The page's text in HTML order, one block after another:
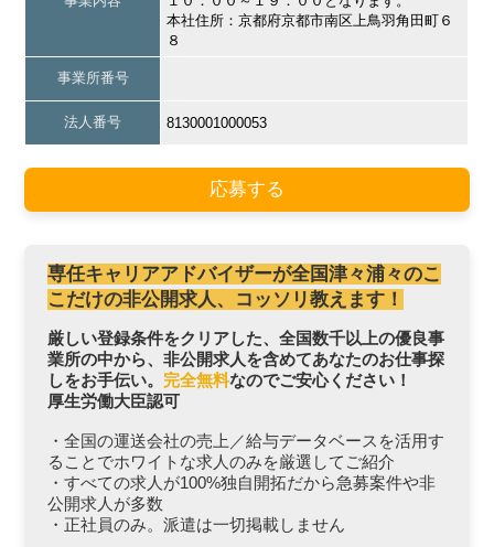
本社住所：京都府京都市南区上鳥羽角田町６
８
事業所番号
法人番号 8130001000053
応募する
専任キャリアアドバイザーが全国津々浦々のこ
こだけの非公開求人、コッソリ教えます！
厳しい登録条件をクリアした、全国数千以上の優良事
業所の中から、非公開求人を含めてあなたのお仕事探
しをお手伝い。 完全無料なのでご安心ください！
厚生労働大臣認可
・全国の運送会社の売上／給与データベースを活用す
ることでホワイトな求人のみを厳選してご紹介
・すべての求人が100%独自開拓だから急募案件や非
公開求人が多数
・正社員のみ。派遣は一切掲載しません